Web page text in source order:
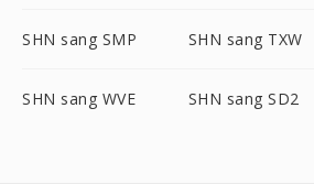
SHN sang SMP SHN sang TXW
SHN sang WVE SHN sang SD2